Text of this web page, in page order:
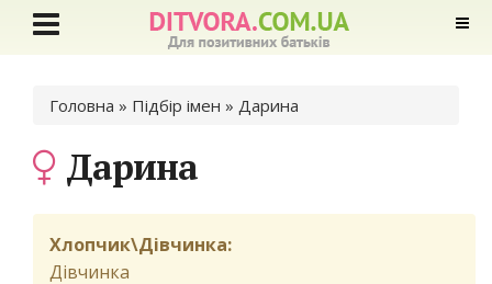
Ви є тут
Головна » Підбір імен » Дарина
Дарина
Хлопчик\Дівчинка:
Дівчинка